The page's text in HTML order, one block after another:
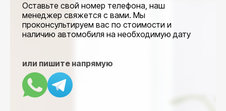
Оставьте свой номер телефона, наш
менеджер свяжется с вами. Мы
проконсультируем вас по стоимости и
наличию автомобиля на необходимую дату
или пишите напрямую